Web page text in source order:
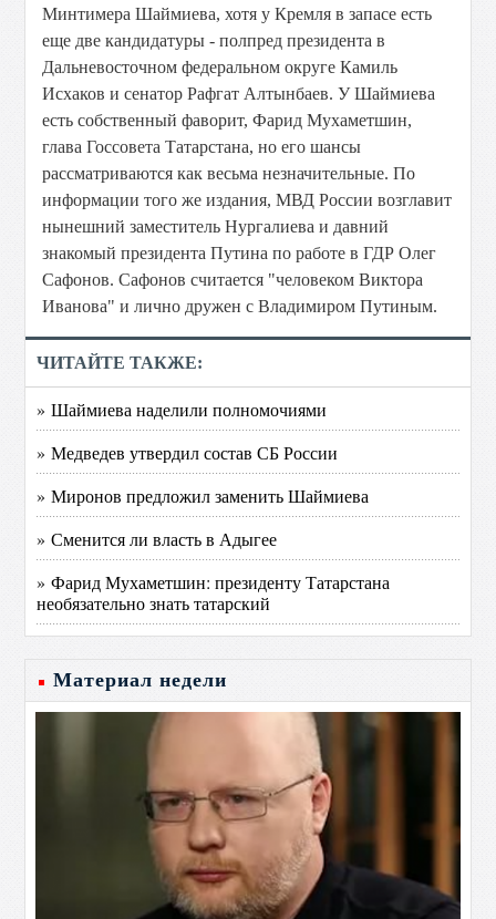
Минтимера Шаймиева, хотя у Кремля в запасе есть
еще две кандидатуры - полпред президента в
Дальневосточном федеральном округе Камиль
Исхаков и сенатор Рафгат Алтынбаев. У Шаймиева
есть собственный фаворит, Фарид Мухаметшин,
глава Госсовета Татарстана, но его шансы
рассматриваются как весьма незначительные. По
информации того же издания, МВД России возглавит
нынешний заместитель Нургалиева и давний
знакомый президента Путина по работе в ГДР Олег
Сафонов. Сафонов считается "человеком Виктора
Иванова" и лично дружен с Владимиром Путиным.
ЧИТАЙТЕ ТАКЖЕ:
» Шаймиева наделили полномочиями
» Медведев утвердил состав СБ России
» Миронов предложил заменить Шаймиева
» Сменится ли власть в Адыгее
» Фарид Мухаметшин: президенту Татарстана
необязательно знать татарский
Материал недели